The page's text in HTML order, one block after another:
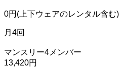
0円(上下ウェアのレンタル含む)
月4回
マンスリー4メンバー
13,420円